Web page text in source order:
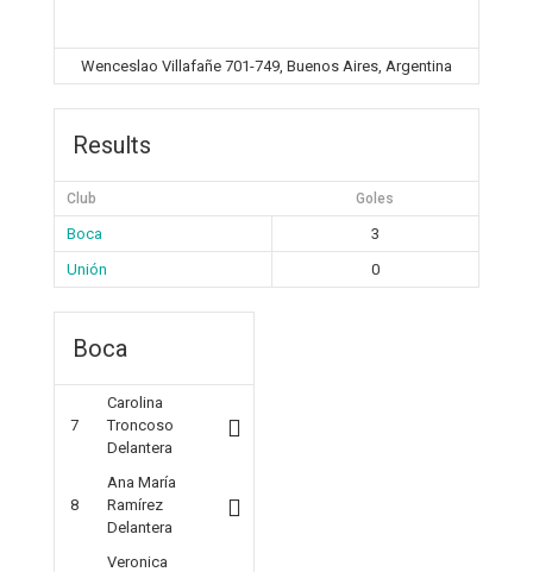
Wenceslao Villafañe 701-749, Buenos Aires, Argentina
Results
Club Goles
Boca
3
Unión
0
Boca
7
Carolina
Troncoso
Delantera
8
Ana María
Ramírez
Delantera
Veronica